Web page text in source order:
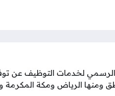
لخدمات التوظيف عن
مناطق ومنها الرياض ومكة